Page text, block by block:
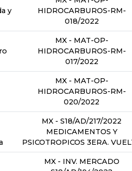
y
HIDROCARBUROS-RM-
018/2022
MX - MAT-OP-
HIDROCARBUROS-RM-
017/2022
MX - MAT-OP-
HIDROCARBUROS-RM-
020/2022
MX - S18/AD/217/2022
MEDICAMENTOS Y
PSICOTROPICOS 3ERA.
MX - INV. MERCADO